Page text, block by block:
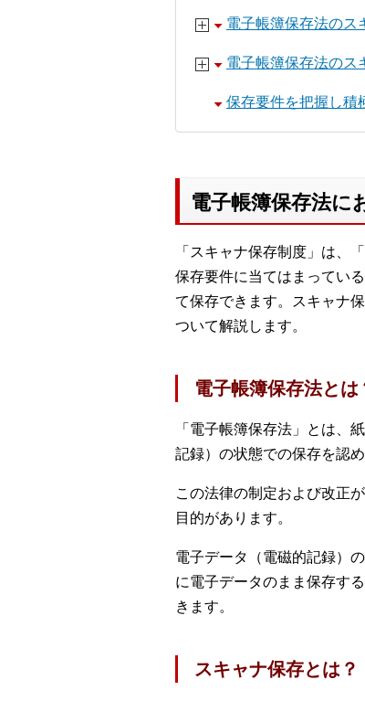
電子帳簿保存法のス
電子帳簿保存法のス
保存要件を把握し積
電子帳簿保存法に
「スキャナ保存制度」は、
保存要件に当てはまってい
て保存できます。スキャナ
ついて解説します。
電子帳簿保存法とは
「電子帳簿保存法」とは、
記録）の状態での保存を認め
この法律の制定および改正
目的があります。
電子データ（電磁的記録）
に電子データのまま保存す
きます。
スキャナ保存とは？